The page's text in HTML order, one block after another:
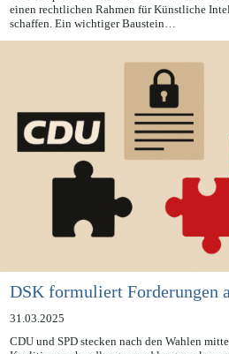
Die Europäische Union strebt mit
einen rechtlichen Rahmen für Künstliche
schaffen. Ein wichtiger Baustein…
DSK formuliert Forderungen
31.03.2025